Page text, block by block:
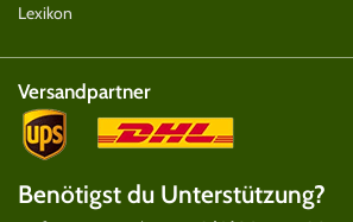
Lexikon
Versandpartner
Benötigst du Unterstützung?